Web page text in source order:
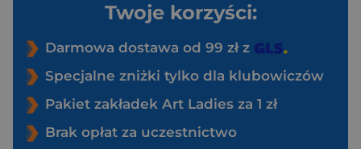
Twoje korzyści:
Darmowa dostawa od 99 zł z
Specjalne zniżki tylko dla klubowiczów
Pakiet zakładek Art Ladies za 1 zł
Brak opłat za uczestnictwo